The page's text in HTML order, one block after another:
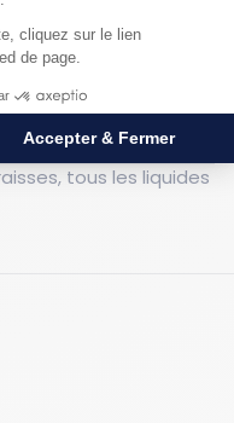
tous les liquides